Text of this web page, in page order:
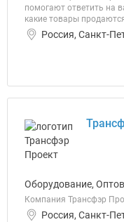
помогают ответить на
какие товары
Россия, Санкт-
Оборудование,
Компания Трансфэр
Россия, Санкт-